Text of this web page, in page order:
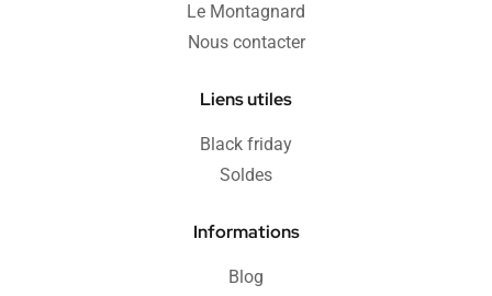
Le Montagnard
Nous contacter
Liens utiles
Black friday
Soldes
Informations
Blog